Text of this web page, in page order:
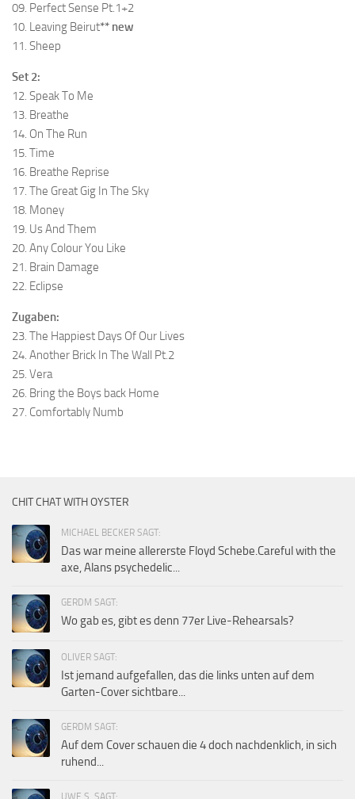
09. Perfect Sense Pt.1+2
10. Leaving Beirut** new
11. Sheep
Set 2:
12. Speak To Me
13. Breathe
14. On The Run
15. Time
16. Breathe Reprise
17. The Great Gig In The Sky
18. Money
19. Us And Them
20. Any Colour You Like
21. Brain Damage
22. Eclipse
Zugaben:
23. The Happiest Days Of Our Lives
24. Another Brick In The Wall Pt.2
25. Vera
26. Bring the Boys back Home
27. Comfortably Numb
CHIT CHAT WITH OYSTER
MICHAEL BECKER SAGT:
Das war meine allererste Floyd Schebe.Careful with the
axe, Alans psychedelic...
GERDM SAGT:
Wo gab es, gibt es denn 77er Live-Rehearsals?
OLIVER SAGT:
Ist jemand aufgefallen, das die links unten auf dem
Garten-Cover sichtbare...
GERDM SAGT:
Auf dem Cover schauen die 4 doch nachdenklich, in sich
ruhend...